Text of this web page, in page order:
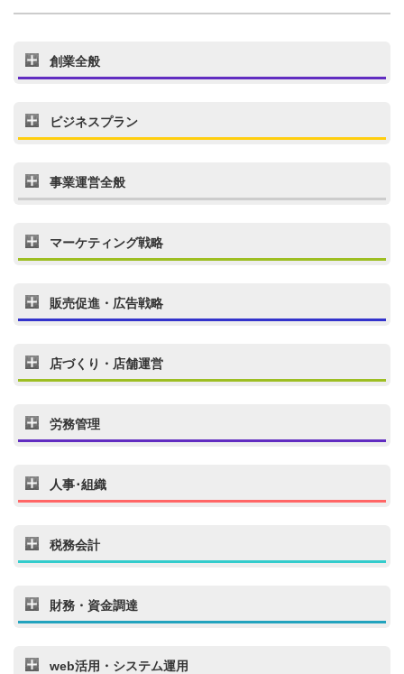
創業全般
ビジネスプラン
事業運営全般
マーケティング戦略
販売促進・広告戦略
店づくり・店舗運営
労務管理
人事･組織
税務会計
財務・資金調達
web活用・システム運用